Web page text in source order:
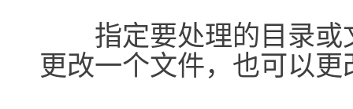
指定要处理的目录或
更改一个文件，也可以更